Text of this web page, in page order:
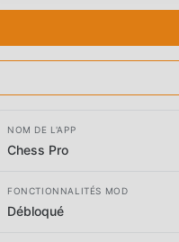
NOM DE L'APP
Chess Pro
FONCTIONNALITÉS MOD
Débloqué